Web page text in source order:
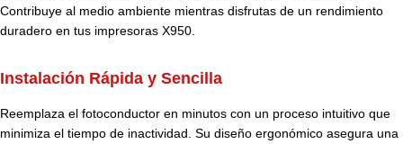
Contribuye al medio ambiente mientras disfrutas de un rendimiento
duradero en tus impresoras X950.
Instalación Rápida y Sencilla
Reemplaza el fotoconductor en minutos con un proceso intuitivo que
minimiza el tiempo de inactividad. Su diseño ergonómico asegura una